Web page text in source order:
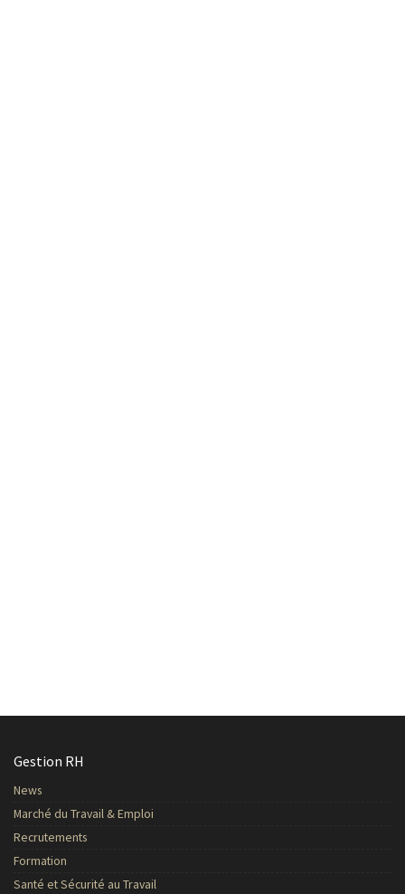
Gestion RH
News
Marché du Travail & Emploi
Recrutements
Formation
Santé et Sécurité au Travail